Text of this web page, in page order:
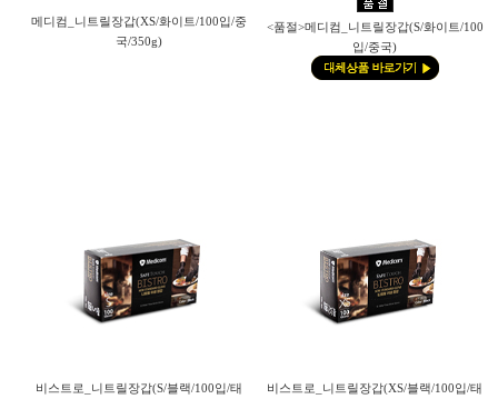
메디컴_니트릴장갑(XS/화이트/100입/중
국/350g)
<품절>메디컴_니트릴장갑(S/화이트/100
입/중국)
비스트로_니트릴장갑(S/블랙/100입/태
비스트로_니트릴장갑(XS/블랙/100입/태